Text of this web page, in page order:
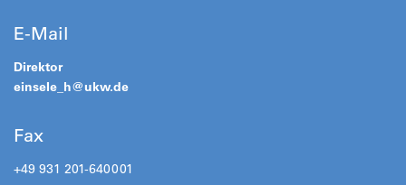
E-Mail
Direktor
einsele_h@ukw.de
Fax
+49 931 201-640001